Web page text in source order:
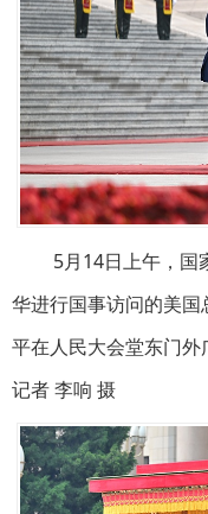
5月14日上午，国
华进行国事访问的美
平在人民大会堂东门
记者 李响 摄